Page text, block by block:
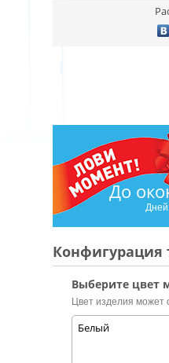
До
Конфигурация
Выберите цвет
Цвет изделия может
Белый